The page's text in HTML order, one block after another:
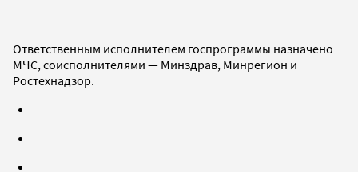
Ответственным исполнителем госпрограммы назначено
МЧС, соисполнителями — Минздрав, Минрегион и
Ростехнадзор.